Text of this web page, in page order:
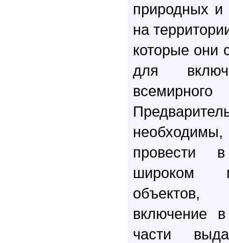
природных и
на
которые они
для
провести
широком
включение
части